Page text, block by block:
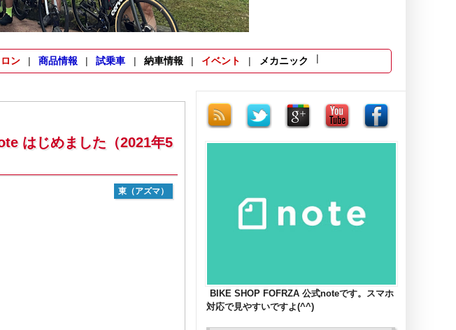
ン 商品情報 試乗車 納車情報 イベント メカニック
はじめました（2021年5
東（アズマ）
BIKE SHOP FOFRZA 公式noteです。スマホ
対応で見やすいですよ(^^)